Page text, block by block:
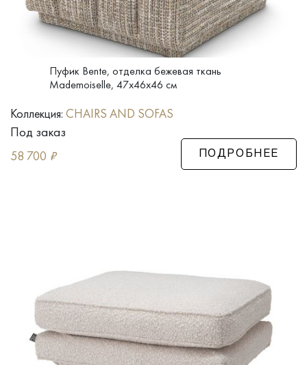
Пуфик Bente, отделка бежевая ткань
Mademoiselle, 47x46x46 см
Коллекция: CHAIRS AND SOFAS
Под заказ
58 700 ₽ ПОДРОБНЕЕ